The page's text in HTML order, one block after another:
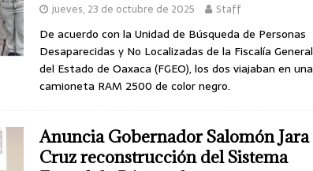
jueves, 23 de octubre de 2025 Staff
De acuerdo con la Unidad de Búsqueda de Personas
Desaparecidas y No Localizadas de la Fiscalía General
del Estado de Oaxaca (FGEO), los dos viajaban en una
camioneta RAM 2500 de color negro.
Anuncia Gobernador Salomón Jara
Cruz reconstrucción del Sistema